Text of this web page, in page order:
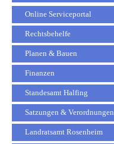
Online Serviceportal
Rechtsbehelfe
Planen & Bauen
Finanzen
Standesamt Halfing
Satzungen & Verordnungen
Landratsamt Rosenheim